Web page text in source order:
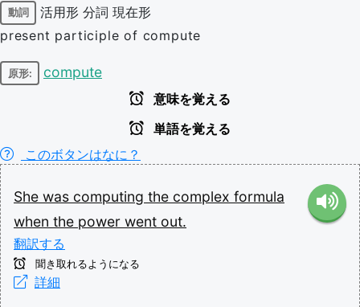
動詞 活用形 分詞 現在形
present participle of compute
原形: compute
意味を覚える
単語を覚える
このボタンはなに？
She was computing the complex formula
when the power went out.
翻訳する
聞き取れるようになる
詳細